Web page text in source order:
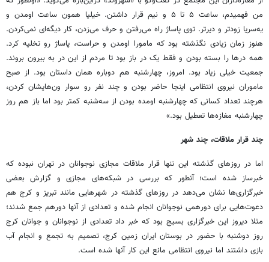
من فهمیدم، ساعت ۵ تا ۵ و نیم قرار داشتن. خیلیا همون ساعت اومدن و
یه‌سریا زودتر و دیرتر. توی پاساژ راه می‌رفتن و حرف می‌زدن، کار دیگه‌ای نمی‌کردن.
هنوز زمان زیادی نگذشته بود که مامورا اومدن و حراست، پاساژ رو تخلیه کرد.
همه درها را بسته بودن و فقط یک در باز بود تا مردم از این در به بیرون بروند.
جمعیت خیلی زیاد بود. امروز، چهارشنبه هم دوباره همان داستان بود. از صبح
ماموران نیروی انتظامی اینجا حاضر بودن و چند نفر رو سوار ون‌هایشان کردن،
هرچند تعداد کسانی که چهارشنبه اومده بودن از سه‌شنبه کمتر بود اما باز هم روز
چهارشنبه مغازه‌ها تعطیل بود.»
چند قرار ملاقات، چند شهر
اما در روزهای گذشته این تنها قرار ملاقات مجازی نوجوانان در تهران نبوده که
خبرساز شده است؛ آنطور که بررسی در شبکه‌های مجازی و گزارش بعضی
خبرگزاری‌ها نشان می‌دهد در روزهای گذشته در شهرهایی مانند تبریز و کرج هم
دعوت‌هایی برای دورهمی نوجوانان انجام شده و تعدادی از آنها دورهم جمع شدند؛
مثلا دیروز این خبرگزاری بسیج بود که خبر داد تعدادی از نوجوانان و جوانان کرج
روز دوشنبه با حضور در بوستان ایران زمین کرج، تصمیم به تجمع و انجام آب
بازی داشتند اما نیروی انتظامی مانع این کار آنها شده است.